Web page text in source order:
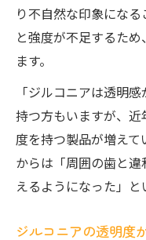
り不自然な印象にな
と強度が不足するた
ます。
「ジルコニアは透明
持つ方もいますが、
度を持つ製品が増え
からは「周囲の歯と
えるようになった」と
ジルコニアの透明度